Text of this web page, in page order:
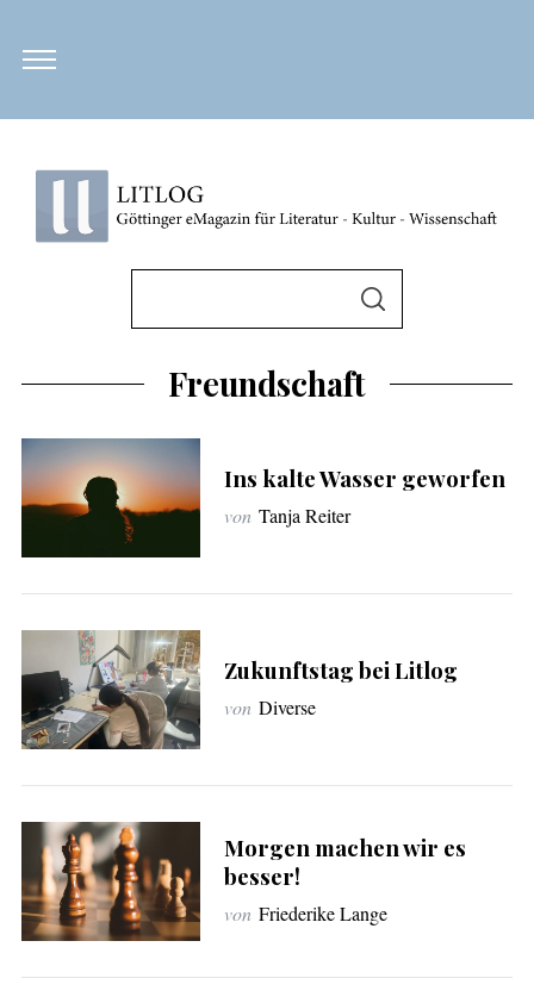
S
n
n
a
c
S
Freundschaft
Ins kalte Wasser geworfen
von Tanja Reiter
Zukunftstag bei Litlog
von Diverse
Morgen machen wir es
besser!
von Friederike Lange